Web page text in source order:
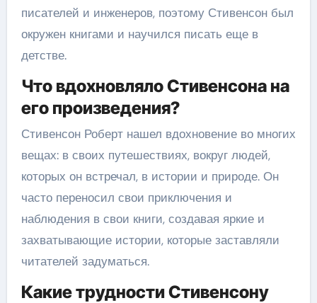
писателей и инженеров, поэтому Стивенсон был
окружен книгами и научился писать еще в
детстве.
Что вдохновляло Стивенсона на
его произведения?
Стивенсон Роберт нашел вдохновение во многих
вещах: в своих путешествиях, вокруг людей,
которых он встречал, в истории и природе. Он
часто переносил свои приключения и
наблюдения в свои книги, создавая яркие и
захватывающие истории, которые заставляли
читателей задуматься.
Какие трудности Стивенсону